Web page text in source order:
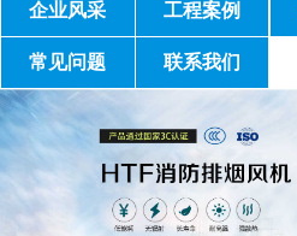
企业风采 工程案例
常见问题 联系我们